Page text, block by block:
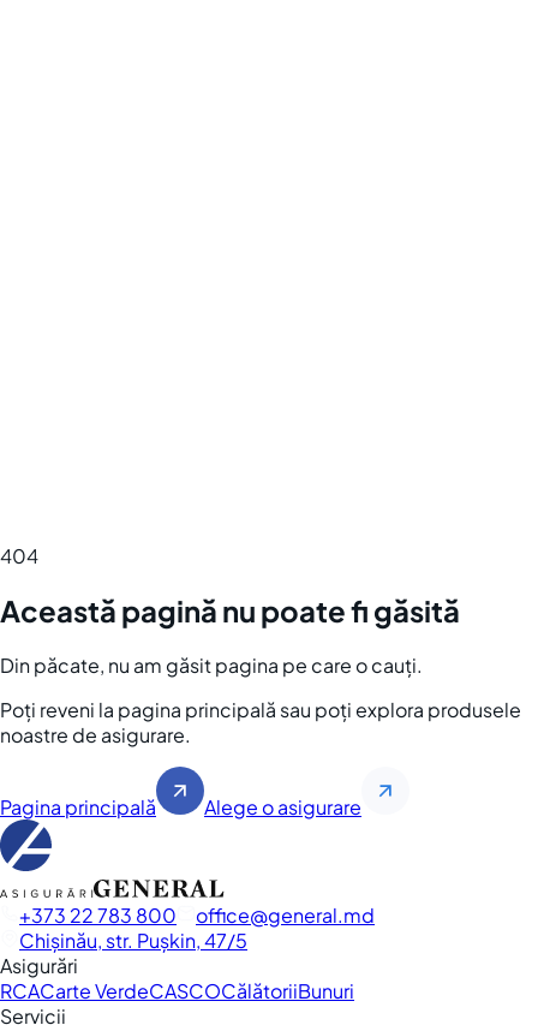
404
Această pagină nu poate fi găsită
Din păcate, nu am găsit pagina pe care o cauți.
Poți reveni la pagina principală sau poți explora produsele
noastre de asigurare.
Pagina principală Alege o asigurare
+373 22 783 800 office
general.md
Chișinău, str. Pușkin, 47/5
Asigurări
RCACarte VerdeCASCOCălătoriiBunuri
Servicii